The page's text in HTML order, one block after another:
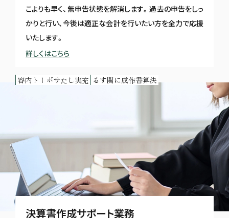
こよりも早く、無申告状態を解消します。過去の申告をしっ
かりと行い、今後は適正な会計を行いたい方を全力で応援
いたします。
詳しくはこちら
決算書作成に関する
充実したサポート内容
決算書作成サポート業務